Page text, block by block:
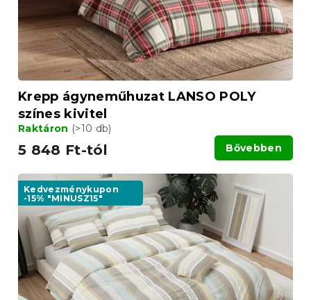
e
Krepp ágyneműhuzat LANSO POLY
színes kivitel
Raktáron (>10 db)
5 848 Ft-tól Bővebben
Kedvezménykupon
-15% "MINUSZ15"